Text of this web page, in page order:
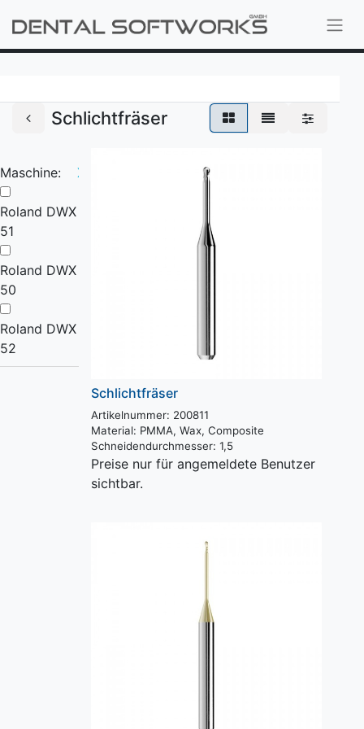
Schlichtfräser
Maschine: X
Roland DWX
51
Roland DWX
50
Roland DWX
52
Schlichtfräser
Artikelnummer: 200811
Material: PMMA, Wax, Composite
Schneidendurchmesser: 1,5
Preise nur für angemeldete Benutzer
sichtbar.